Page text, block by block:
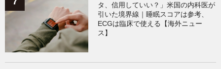
タ、信用していい？」米国の内科医が
引いた境界線｜睡眠スコアは参考、
ECGは臨床で使える【海外ニュー
ス】